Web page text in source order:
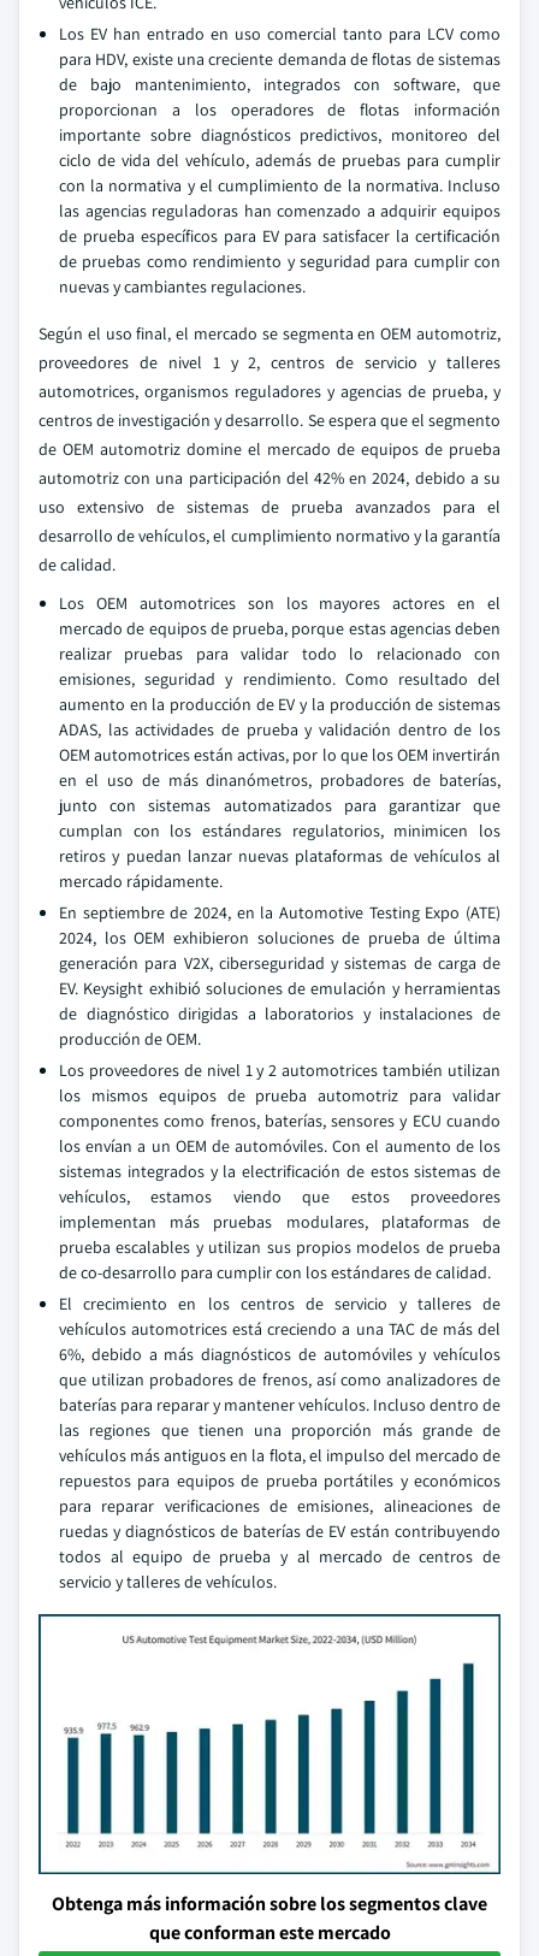
Los EV han entrado en uso comercial tanto para LCV como
para HDV, existe una creciente demanda de flotas de sistemas
de bajo mantenimiento, integrados con software, que
proporcionan a los operadores de flotas información
importante sobre diagnósticos predictivos, monitoreo del
ciclo de vida del vehículo, además de pruebas para cumplir
con la normativa y el cumplimiento de la normativa. Incluso
las agencias reguladoras han comenzado a adquirir equipos
de prueba específicos para EV para satisfacer la certificación
de pruebas como rendimiento y seguridad para cumplir con
nuevas y cambiantes regulaciones.
Según el uso final, el mercado se segmenta en OEM automotriz,
proveedores de nivel 1 y 2, centros de servicio y talleres
automotrices, organismos reguladores y agencias de prueba, y
centros de investigación y desarrollo. Se espera que el segmento
de OEM automotriz domine el mercado de equipos de prueba
automotriz con una participación del 42% en 2024, debido a su
uso extensivo de sistemas de prueba avanzados para el
desarrollo de vehículos, el cumplimiento normativo y la garantía
de calidad.
Los OEM automotrices son los mayores actores en el
mercado de equipos de prueba, porque estas agencias deben
realizar pruebas para validar todo lo relacionado con
emisiones, seguridad y rendimiento. Como resultado del
aumento en la producción de EV y la producción de sistemas
ADAS, las actividades de prueba y validación dentro de los
OEM automotrices están activas, por lo que los OEM invertirán
en el uso de más dinanómetros, probadores de baterías,
junto con sistemas automatizados para garantizar que
cumplan con los estándares regulatorios, minimicen los
retiros y puedan lanzar nuevas plataformas de vehículos al
mercado rápidamente.
En septiembre de 2024, en la Automotive Testing Expo (ATE)
2024, los OEM exhibieron soluciones de prueba de última
generación para V2X, ciberseguridad y sistemas de carga de
EV. Keysight exhibió soluciones de emulación y herramientas
de diagnóstico dirigidas a laboratorios y instalaciones de
producción de OEM.
Los proveedores de nivel 1 y 2 automotrices también utilizan
los mismos equipos de prueba automotriz para validar
componentes como frenos, baterías, sensores y ECU cuando
los envían a un OEM de automóviles. Con el aumento de los
sistemas integrados y la electrificación de estos sistemas de
vehículos, estamos viendo que estos proveedores
implementan más pruebas modulares, plataformas de
prueba escalables y utilizan sus propios modelos de prueba
de co-desarrollo para cumplir con los estándares de calidad.
El crecimiento en los centros de servicio y talleres de
vehículos automotrices está creciendo a una TAC de más del
6%, debido a más diagnósticos de automóviles y vehículos
que utilizan probadores de frenos, así como analizadores de
baterías para reparar y mantener vehículos. Incluso dentro de
las regiones que tienen una proporción más grande de
vehículos más antiguos en la flota, el impulso del mercado de
repuestos para equipos de prueba portátiles y económicos
para reparar verificaciones de emisiones, alineaciones de
ruedas y diagnósticos de baterías de EV están contribuyendo
todos al equipo de prueba y al mercado de centros de
servicio y talleres de vehículos.
Obtenga más información sobre los segmentos clave
que conforman este mercado